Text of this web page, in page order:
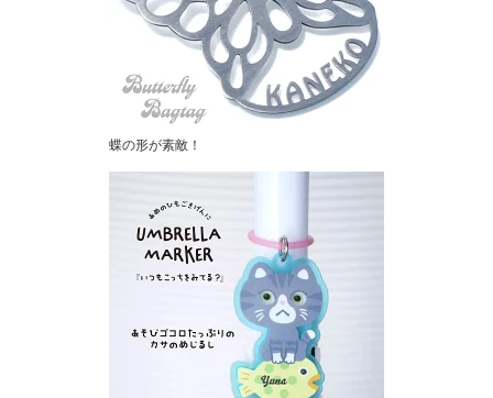
蝶の形が素敵！